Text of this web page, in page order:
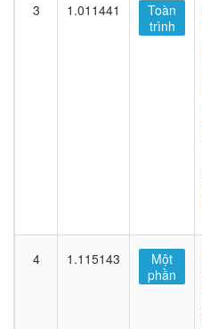
3 1.011441
Toàn
trình
4 1.115143
Một
phần